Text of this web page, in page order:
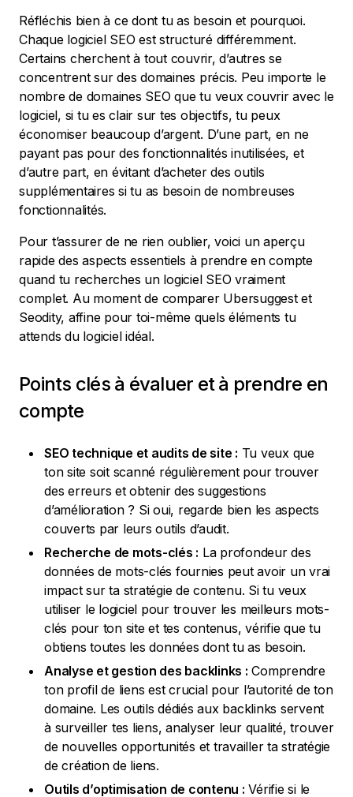
Réfléchis bien à ce dont tu as besoin et pourquoi.
Chaque logiciel SEO est structuré différemment.
Certains cherchent à tout couvrir, d’autres se
concentrent sur des domaines précis. Peu importe le
nombre de domaines SEO que tu veux couvrir avec le
logiciel, si tu es clair sur tes objectifs, tu peux
économiser beaucoup d’argent. D’une part, en ne
payant pas pour des fonctionnalités inutilisées, et
d’autre part, en évitant d’acheter des outils
supplémentaires si tu as besoin de nombreuses
fonctionnalités.
Pour t’assurer de ne rien oublier, voici un aperçu
rapide des aspects essentiels à prendre en compte
quand tu recherches un logiciel SEO vraiment
complet. Au moment de comparer Ubersuggest et
Seodity, affine pour toi-même quels éléments tu
attends du logiciel idéal.
Points clés à évaluer et à prendre en
compte
SEO technique et audits de site : Tu veux que
ton site soit scanné régulièrement pour trouver
des erreurs et obtenir des suggestions
d’amélioration ? Si oui, regarde bien les aspects
couverts par leurs outils d’audit.
Recherche de mots-clés : La profondeur des
données de mots-clés fournies peut avoir un vrai
impact sur ta stratégie de contenu. Si tu veux
utiliser le logiciel pour trouver les meilleurs mots-
clés pour ton site et tes contenus, vérifie que tu
obtiens toutes les données dont tu as besoin.
Analyse et gestion des backlinks : Comprendre
ton profil de liens est crucial pour l’autorité de ton
domaine. Les outils dédiés aux backlinks servent
à surveiller tes liens, analyser leur qualité, trouver
de nouvelles opportunités et travailler ta stratégie
de création de liens.
Outils d’optimisation de contenu : Vérifie si le